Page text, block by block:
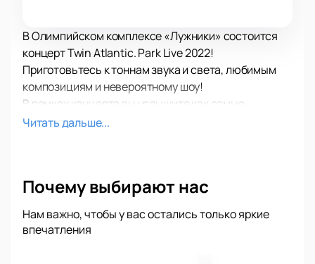
В Олимпийском комплексе «Лужники» состоится
концерт Twin Atlantic. Park Live 2022!
Приготовьтесь к тоннам звука и света, любимым
композициям и невероятному шоу!
В рамках концерта вы услышите как самые
популярные и проверенные временем композиции,
всегда море позитива, драйва, самых ярких
шоу. Вас ожидает яркое шоу, мегатонны
качественного звука, а также световые и лазерные
Читать дальше...
Почему выбирают нас
Нам важно, чтобы у вас остались только яркие
впечатления